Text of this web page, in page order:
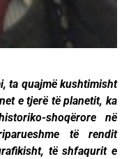
ta quajmë kushtimisht
e tjerë të planetit, ka
shoqërore në
të rendit
të shfaqurit e